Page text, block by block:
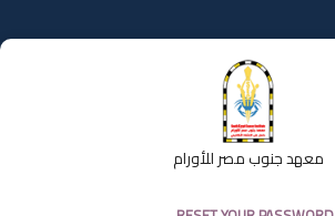
معهد جنوب مصر للأورام